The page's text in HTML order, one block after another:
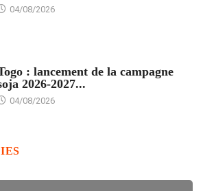
04/08/2026
: lancement de la campagne
2026-2027...
04/08/2026